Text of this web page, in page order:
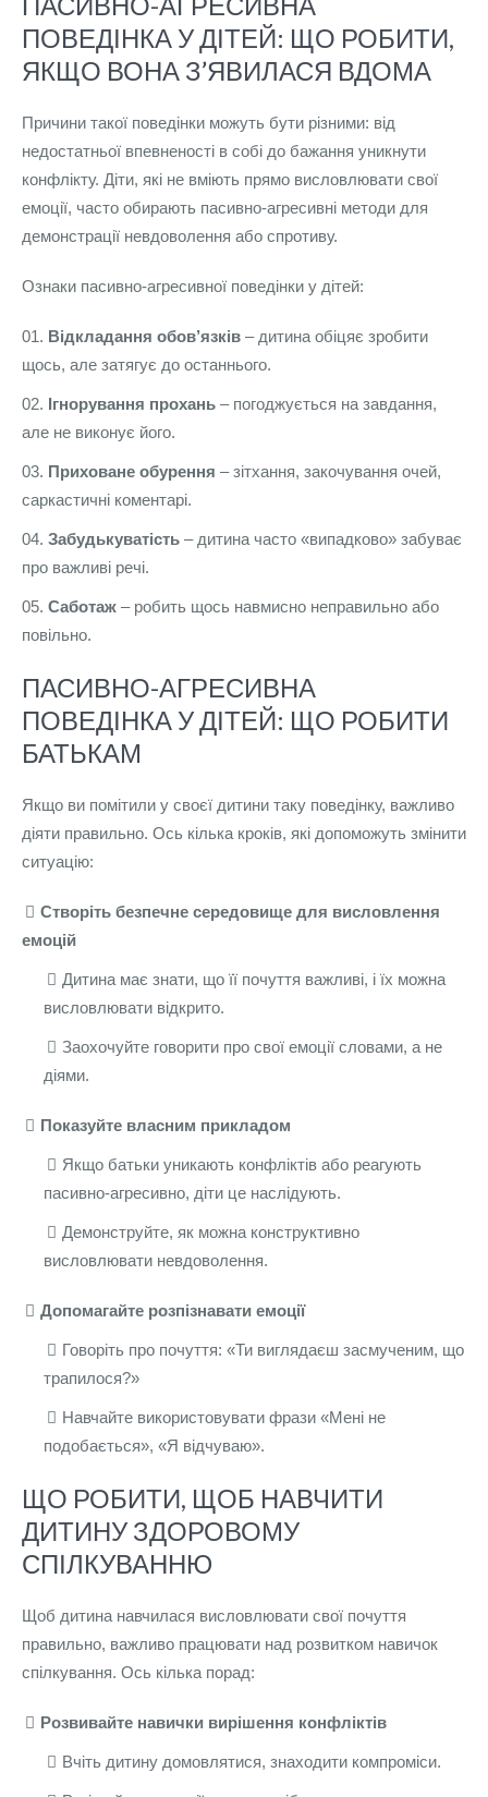
ПОВЕДІНКА У ДІТЕЙ: ЩО РОБИТИ,
ЯКЩО ВОНА З’ЯВИЛАСЯ ВДОМА
Причини такої поведінки можуть бути різними: від
недостатньої впевненості в собі до бажання уникнути
конфлікту. Діти, які не вміють прямо висловлювати свої
емоції, часто обирають пасивно-агресивні методи для
демонстрації невдоволення або спротиву.
Ознаки пасивно-агресивної поведінки у дітей:
Відкладання обов’язків – дитина обіцяє зробити
щось, але затягує до останнього.
Ігнорування прохань – погоджується на завдання,
але не виконує його.
Приховане обурення – зітхання, закочування очей,
саркастичні коментарі.
Забудькуватість – дитина часто «випадково» забуває
про важливі речі.
Саботаж – робить щось навмисно неправильно або
повільно.
ПАСИВНО-АГРЕСИВНА
ПОВЕДІНКА У ДІТЕЙ: ЩО РОБИТИ
БАТЬКАМ
Якщо ви помітили у своєї дитини таку поведінку, важливо
діяти правильно. Ось кілька кроків, які допоможуть змінити
ситуацію:
Створіть безпечне середовище для висловлення
емоцій
Дитина має знати, що її почуття важливі, і їх можна
висловлювати відкрито.
Заохочуйте говорити про свої емоції словами, а не
діями.
Показуйте власним прикладом
Якщо батьки уникають конфліктів або реагують
пасивно-агресивно, діти це наслідують.
Демонструйте, як можна конструктивно
висловлювати невдоволення.
Допомагайте розпізнавати емоції
Говоріть про почуття: «Ти виглядаєш засмученим, що
трапилося?»
Навчайте використовувати фрази «Мені не
подобається», «Я відчуваю».
ЩО РОБИТИ, ЩОБ НАВЧИТИ
ДИТИНУ ЗДОРОВОМУ
СПІЛКУВАННЮ
Щоб дитина навчилася висловлювати свої почуття
правильно, важливо працювати над розвитком навичок
спілкування. Ось кілька порад:
Розвивайте навички вирішення конфліктів
Вчіть дитину домовлятися, знаходити компроміси.